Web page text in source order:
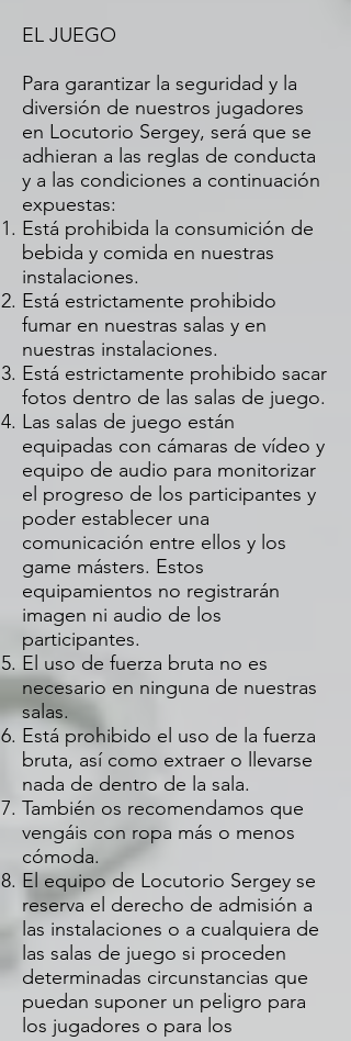
EL JUEGO
Para garantizar la seguridad y la
diversión de nuestros jugadores
en Locutorio Sergey, será que se
adhieran a las reglas de conducta
y a las condiciones a continuación
expuestas:
Está prohibida la consumición de
bebida y comida en nuestras
instalaciones.
Está estrictamente prohibido
fumar en nuestras salas y en
nuestras instalaciones.
Está estrictamente prohibido sacar
fotos dentro de las salas de juego.
Las salas de juego están
equipadas con cámaras de vídeo y
equipo de audio para monitorizar
el progreso de los participantes y
poder establecer una
comunicación entre ellos y los
game másters. Estos
equipamientos no registrarán
imagen ni audio de los
participantes.
El uso de fuerza bruta no es
necesario en ninguna de nuestras
salas.
Está prohibido el uso de la fuerza
bruta, así como extraer o llevarse
nada de dentro de la sala.
También os recomendamos que
vengáis con ropa más o menos
cómoda.
El equipo de Locutorio Sergey se
reserva el derecho de admisión a
las instalaciones o a cualquiera de
las salas de juego si proceden
determinadas circunstancias que
puedan suponer un peligro para
los jugadores o para los